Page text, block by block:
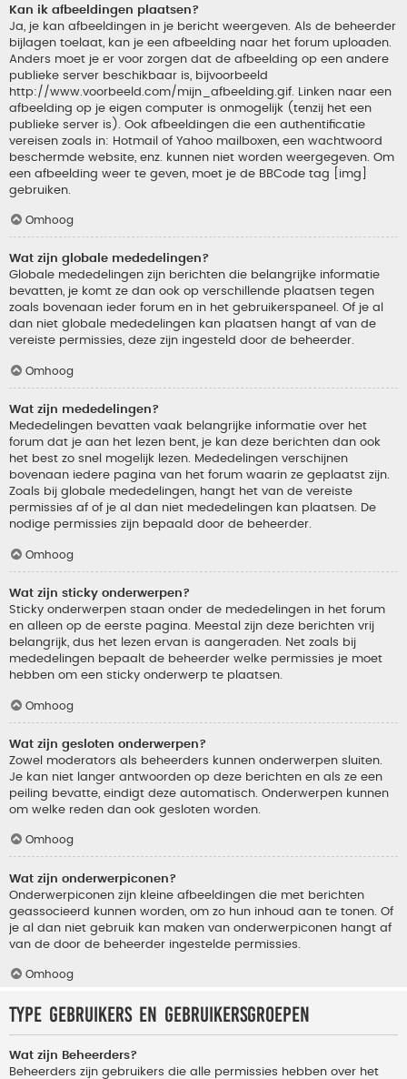
Kan ik afbeeldingen plaatsen?
Ja, je kan afbeeldingen in je bericht weergeven. Als de beheerder
bijlagen toelaat, kan je een afbeelding naar het forum uploaden.
Anders moet je er voor zorgen dat de afbeelding op een andere
publieke server beschikbaar is, bijvoorbeeld
http://www.voorbeeld.com/mijn_afbeelding.gif. Linken naar een
afbeelding op je eigen computer is onmogelijk (tenzij het een
publieke server is). Ook afbeeldingen die een authentificatie
vereisen zoals in: Hotmail of Yahoo mailboxen, een wachtwoord
beschermde website, enz. kunnen niet worden weergegeven. Om
een afbeelding weer te geven, moet je de BBCode tag [img]
gebruiken.
Omhoog
Wat zijn globale mededelingen?
Globale mededelingen zijn berichten die belangrijke informatie
bevatten, je komt ze dan ook op verschillende plaatsen tegen
zoals bovenaan ieder forum en in het gebruikerspaneel. Of je al
dan niet globale mededelingen kan plaatsen hangt af van de
vereiste permissies, deze zijn ingesteld door de beheerder.
Omhoog
Wat zijn mededelingen?
Mededelingen bevatten vaak belangrijke informatie over het
forum dat je aan het lezen bent, je kan deze berichten dan ook
het best zo snel mogelijk lezen. Mededelingen verschijnen
bovenaan iedere pagina van het forum waarin ze geplaatst zijn.
Zoals bij globale mededelingen, hangt het van de vereiste
permissies af of je al dan niet mededelingen kan plaatsen. De
nodige permissies zijn bepaald door de beheerder.
Omhoog
Wat zijn sticky onderwerpen?
Sticky onderwerpen staan onder de mededelingen in het forum
en alleen op de eerste pagina. Meestal zijn deze berichten vrij
belangrijk, dus het lezen ervan is aangeraden. Net zoals bij
mededelingen bepaalt de beheerder welke permissies je moet
hebben om een sticky onderwerp te plaatsen.
Omhoog
Wat zijn gesloten onderwerpen?
Zowel moderators als beheerders kunnen onderwerpen sluiten.
Je kan niet langer antwoorden op deze berichten en als ze een
peiling bevatte, eindigt deze automatisch. Onderwerpen kunnen
om welke reden dan ook gesloten worden.
Omhoog
Wat zijn onderwerpiconen?
Onderwerpiconen zijn kleine afbeeldingen die met berichten
geassocieerd kunnen worden, om zo hun inhoud aan te tonen. Of
je al dan niet gebruik kan maken van onderwerpiconen hangt af
van de door de beheerder ingestelde permissies.
Omhoog
Type gebruikers en gebruikersgroepen
Wat zijn Beheerders?
Beheerders zijn gebruikers die alle permissies hebben over het